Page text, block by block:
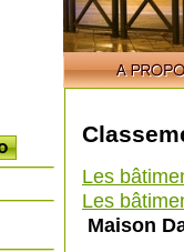
Les
Les
Maison